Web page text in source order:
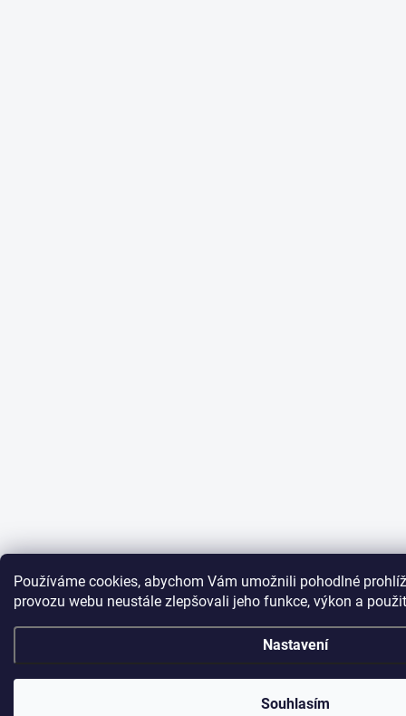
Používáme cookies, abychom Vám umožnili pohodlné
provozu webu neustále zlepšovali jeho funkce, výkon a
Nastavení
Souhlasím